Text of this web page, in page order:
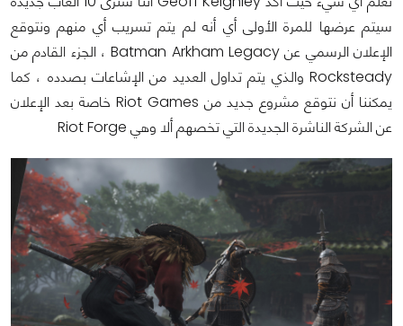
سيتم عرضها للمرة الأولى أي أنه لم يتم تسريب أي منهم ونتوقع
الإعلان الرسمي عن Batman Arkham Legacy ، الجزء القادم من
Rocksteady والذي يتم تداول العديد من الإشاعات بصدده ، كما
يمكننا أن نتوقع مشروع جديد من Riot Games خاصة بعد الإعلان
عن الشركة الناشرة الجديدة التي تخصهم ألا وهي Riot Forge